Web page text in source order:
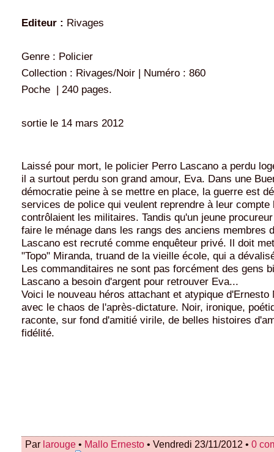
Editeur : Rivages
Genre : Policier
Collection : Rivages/Noir | Numéro : 860
Poche | 240 pages.
sortie le 14 mars 2012
Laissé pour mort, le policier Perro Lascano a perdu
il a surtout perdu son grand amour, Eva. Dans une
démocratie peine à se mettre en place, la guerre est
services de police qui veulent reprendre à leur
contrôlaient les militaires. Tandis qu'un jeune
faire le ménage dans les rangs des anciens membres
Lascano est recruté comme enquêteur privé. Il doit
"Topo" Miranda, truand de la vieille école, qui a
Les commanditaires ne sont pas forcément des gens
Lascano a besoin d'argent pour retrouver Eva...
Voici le nouveau héros attachant et atypique
avec le chaos de l'après-dictature. Noir, ironique,
raconte, sur fond d'amitié virile, de belles histoires
fidélité.
Par larouge • Mallo Ernesto • Vendredi 23/11/2012 • 0